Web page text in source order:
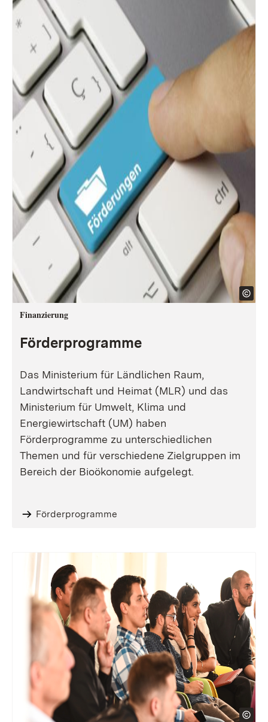
Finanzierung
Förderprogramme
Das Ministerium für Ländlichen Raum,
Landwirtschaft und Heimat (MLR) und das
Ministerium für Umwelt, Klima und
Energiewirtschaft (UM) haben
Förderprogramme zu unterschiedlichen
Themen und für verschiedene Zielgruppen im
Bereich der Bioökonomie aufgelegt.
Förderprogramme